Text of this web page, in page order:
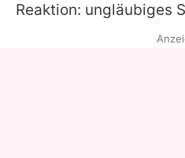
Reaktion: ungläubiges